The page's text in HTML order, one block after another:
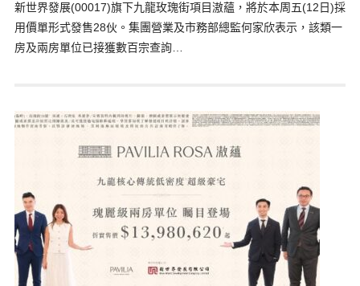
新世界發展(00017)旗下九龍玫瑰街項目滶蘊，將於本周五(12日)採
用價單形式發售28伙。集團營業及市務部總監何家欣表示，該類一
房及兩房單位已接獲數百宗查詢…